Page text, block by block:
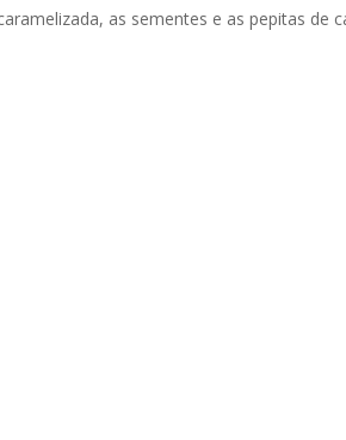
as sementes e as pepitas de